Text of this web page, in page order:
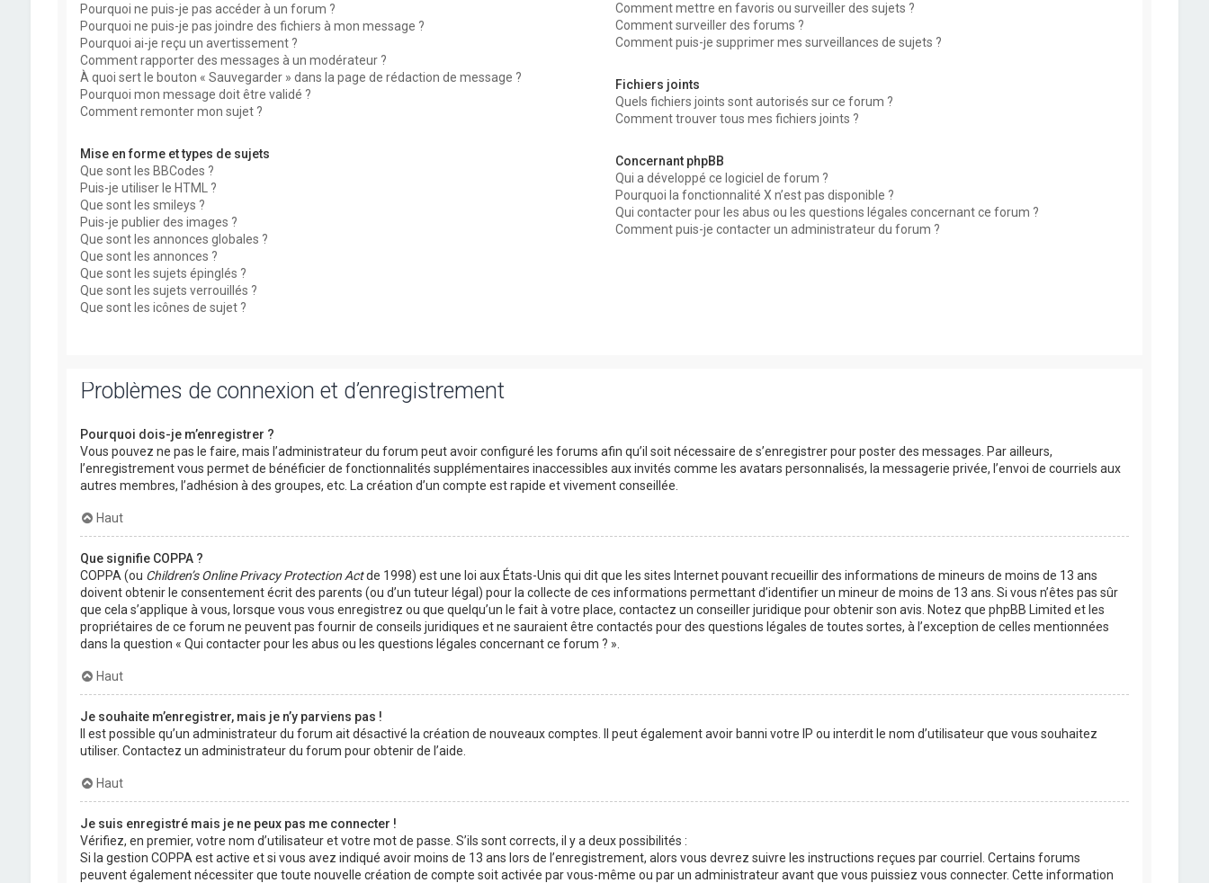
Pourquoi ne puis-je pas accéder à un forum ?
Pourquoi ne puis-je pas joindre des fichiers à mon message ?
Pourquoi ai-je reçu un avertissement ?
Comment rapporter des messages à un modérateur ?
À quoi sert le bouton « Sauvegarder » dans la page de rédaction de message ?
Pourquoi mon message doit être validé ?
Comment remonter mon sujet ?
Mise en forme et types de sujets
Que sont les BBCodes ?
Puis-je utiliser le HTML ?
Que sont les smileys ?
Puis-je publier des images ?
Que sont les annonces globales ?
Que sont les annonces ?
Que sont les sujets épinglés ?
Que sont les sujets verrouillés ?
Que sont les icônes de sujet ?
Comment mettre en favoris ou surveiller des sujets ?
Comment surveiller des forums ?
Comment puis-je supprimer mes surveillances de sujets ?
Fichiers joints
Quels fichiers joints sont autorisés sur ce forum ?
Comment trouver tous mes fichiers joints ?
Concernant phpBB
Qui a développé ce logiciel de forum ?
Pourquoi la fonctionnalité X n’est pas disponible ?
Qui contacter pour les abus ou les questions légales concernant ce forum ?
Comment puis-je contacter un administrateur du forum ?
Problèmes de connexion et d’enregistrement
Pourquoi dois-je m’enregistrer ?
Vous pouvez ne pas le faire, mais l’administrateur du forum peut avoir configuré les forums afin qu’il soit nécessaire de s’enregistrer pour poster des messages. Par ailleurs,
l’enregistrement vous permet de bénéficier de fonctionnalités supplémentaires inaccessibles aux invités comme les avatars personnalisés, la messagerie privée, l’envoi de courriels aux
autres membres, l’adhésion à des groupes, etc. La création d’un compte est rapide et vivement conseillée.
Haut
Que signifie COPPA ?
COPPA (ou Children’s Online Privacy Protection Actde 1998) est une loi aux États-Unis qui dit que les sites Internet pouvant recueillir des informations de mineurs de moins de 13 ans
doivent obtenir le consentement écrit des parents (ou d’un tuteur légal) pour la collecte de ces informations permettant d’identifier un mineur de moins de 13 ans. Si vous n’êtes pas sûr
que cela s’applique à vous, lorsque vous vous enregistrez ou que quelqu’un le fait à votre place, contactez un conseiller juridique pour obtenir son avis. Notez que phpBB Limited et les
propriétaires de ce forum ne peuvent pas fournir de conseils juridiques et ne sauraient être contactés pour des questions légales de toutes sortes, à l’exception de celles mentionnées
dans la question « Qui contacter pour les abus ou les questions légales concernant ce forum ? ».
Haut
Je souhaite m’enregistrer, mais je n’y parviens pas !
Il est possible qu’un administrateur du forum ait désactivé la création de nouveaux comptes. Il peut également avoir banni votre IP ou interdit le nom d’utilisateur que vous souhaitez
utiliser. Contactez un administrateur du forum pour obtenir de l’aide.
Haut
Je suis enregistré mais je ne peux pas me connecter !
Vérifiez, en premier, votre nom d’utilisateur et votre mot de passe. S’ils sont corrects, il y a deux possibilités :
Si la gestion COPPA est active et si vous avez indiqué avoir moins de 13 ans lors de l’enregistrement, alors vous devrez suivre les instructions reçues par courriel. Certains forums
peuvent également nécessiter que toute nouvelle création de compte soit activée par vous-même ou par un administrateur avant que vous puissiez vous connecter. Cette information